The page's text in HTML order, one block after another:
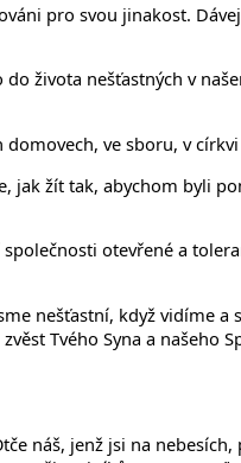
pro svou jinakost.
života nešťastných v
ve sboru, v
jak žít tak, abychom byli
otevřené a
nešťastní, když vidíme
Tvého Syna a našeho
náš, jenž jsi na